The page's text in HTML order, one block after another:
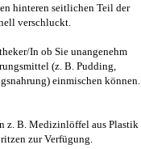
hinteren seitlichen Teil der
verschluckt.
In ob Sie unangenehm
(z. B. Pudding,
einmischen können.
z. B. Medizinlöffel aus Plastik
zur Verfügung.